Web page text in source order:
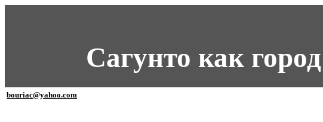
Сагунто как
bouriac@yahoo.com